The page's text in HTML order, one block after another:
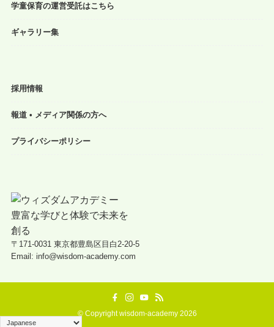
学童保育の運営受託はこちら
ギャラリー集
採用情報
報道 • メディア関係の方へ
プライバシーポリシー
〒171-0031 東京都豊島区目白2-20-5
Email: info@wisdom-academy.com
©Copyright wisdom-academy 2026